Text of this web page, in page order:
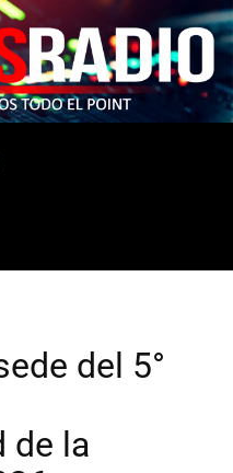
del 5°
de la